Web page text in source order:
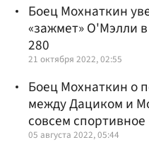
Боец Мохнаткин
«зажмет» О'Мэлли
280
21 октября 2022, 02:55
Боец Мохнаткин о
между Дациком и
совсем
05 августа 2022, 05:44